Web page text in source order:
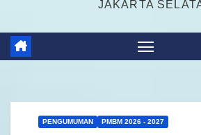
JAKARTA
PENGUMUMAN PMBM 2026 - 2027